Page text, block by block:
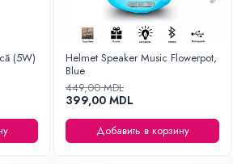
(5W)
Helmet Speaker Music Flowerpot,
Blue
449,00 MDL
399,00 MDL
Добавить в корзину